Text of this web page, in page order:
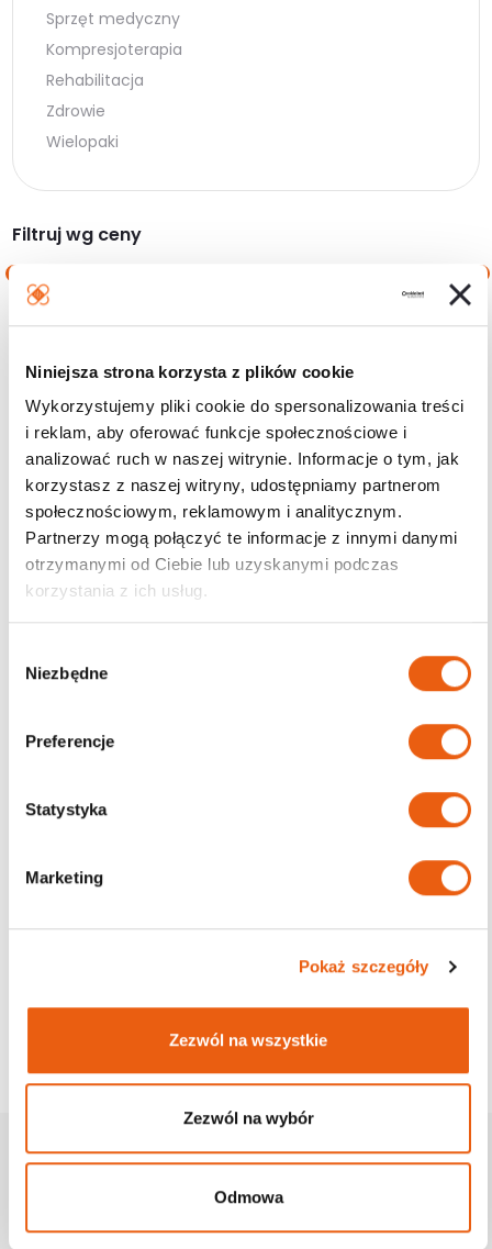
Niniejsza strona korzysta z plików cookie
Wykorzystujemy pliki cookie do spersonalizowania treści
i reklam, aby oferować funkcje społecznościowe i
analizować ruch w naszej witrynie. Informacje o tym, jak
korzystasz z naszej witryny, udostępniamy partnerom
społecznościowym, reklamowym i analitycznym.
Partnerzy mogą połączyć te informacje z innymi danymi
otrzymanymi od Ciebie lub uzyskanymi podczas
korzystania z ich usług.
Niezbędne
Preferencje
Statystyka
Marketing
Pokaż szczegóły
Zezwól na wszystkie
Zezwól na wybór
Odmowa
Sprzęt medyczny
Kompresjoterapia
Rehabilitacja
Zdrowie
Wielopaki
Filtruj wg ceny
min.
maks.
Filtruj
Darmowa dostawa
od 200zł
Zapisz Się Na Newsletter
Bądź na bieżąco z naszymi wszystkimi nowościami i promocjami.